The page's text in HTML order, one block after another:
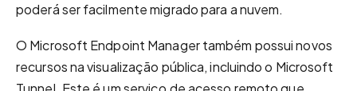
poderá ser facilmente migrado para a nuvem.
O Microsoft Endpoint Manager também possui novos
recursos na visualização pública, incluindo o Microsoft